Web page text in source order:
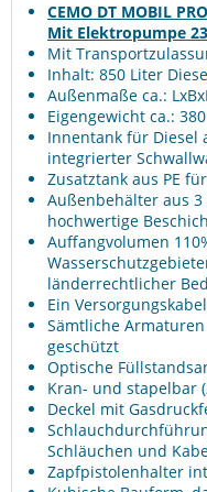
CEMO DT MOBIL
Mit Elektropumpe
Mit
Inhalt: 850 Liter
Außenmaße ca.:
Eigengewicht ca.:
Innentank für Diesel
integrierter
Zusatztank aus PE
Außenbehälter aus
hochwertige
Auffangvolumen
länderrechtlicher
Ein
Sämtliche
geschützt
Optische
Kran- und stapelbar
Deckel mit
Schläuchen und
Zapfpistolenhalter